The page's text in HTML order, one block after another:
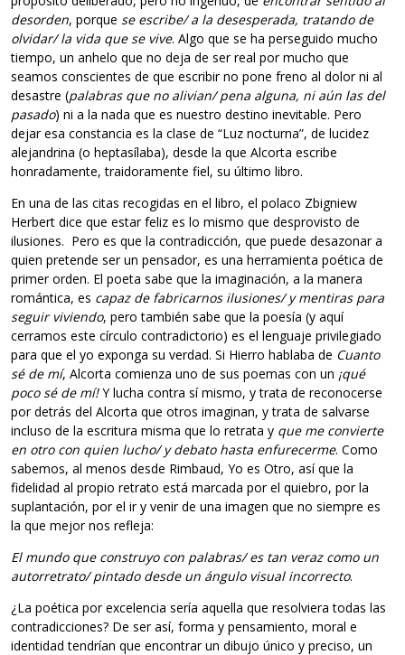
desorden, porque se escribe/ a la desesperada, tratando de
olvidar/ la vida que se vive. Algo que se ha perseguido mucho
tiempo, un anhelo que no deja de ser real por mucho que
seamos conscientes de que escribir no pone freno al dolor ni al
desastre (palabras que no alivian/ pena alguna, ni aún las del
pasado) ni a la nada que es nuestro destino inevitable. Pero
dejar esa constancia es la clase de “Luz nocturna”, de lucidez
alejandrina (o heptasílaba), desde la que Alcorta escribe
honradamente, traidoramente fiel, su último libro.
En una de las citas recogidas en el libro, el polaco Zbigniew
Herbert dice que estar feliz es lo mismo que desprovisto de
ilusiones. Pero es que la contradicción, que puede desazonar a
quien pretende ser un pensador, es una herramienta poética de
primer orden. El poeta sabe que la imaginación, a la manera
romántica, es capaz de fabricarnos ilusiones/ y mentiras para
seguir viviendo, pero también sabe que la poesía (y aquí
cerramos este círculo contradictorio) es el lenguaje privilegiado
para que el yo exponga su verdad. Si Hierro hablaba de Cuanto
sé de mí, Alcorta comienza uno de sus poemas con un ¡qué
poco sé de mí!Y lucha contra sí mismo, y trata de reconocerse
por detrás del Alcorta que otros imaginan, y trata de salvarse
incluso de la escritura misma que lo retrata y que me convierte
en otro con quien lucho/ y debato hasta enfurecerme. Como
sabemos, al menos desde Rimbaud, Yo es Otro, así que la
fidelidad al propio retrato está marcada por el quiebro, por la
suplantación, por el ir y venir de una imagen que no siempre es
la que mejor nos refleja:
El mundo que construyo con palabras/ es tan veraz como un
autorretrato/ pintado desde un ángulo visual incorrecto.
¿La poética por excelencia sería aquella que resolviera todas las
contradicciones? De ser así, forma y pensamiento, moral e
identidad tendrían que encontrar un dibujo único y preciso, un